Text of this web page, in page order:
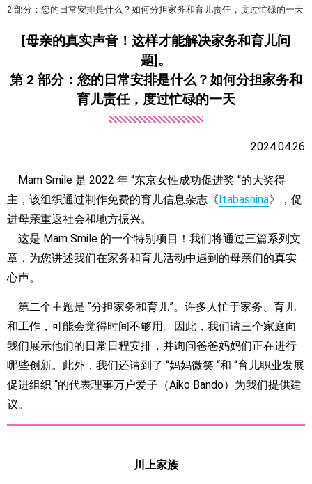
2 部分：您的日常安排是什么？如何分担家务和育儿责任，度过忙碌的一天
[母亲的真实声音！这样才能解决家务和育儿问
题]。
第 2 部分：您的日常安排是什么？如何分担家务和
育儿责任，度过忙碌的一天
2024.04.26
Mam Smile 是 2022 年 “东京女性成功促进奖 “的大奖得
主，该组织通过制作免费的育儿信息杂志《Itabashina》，促
进母亲重返社会和地方振兴。
这是 Mam Smile 的一个特别项目！我们将通过三篇系列文
章，为您讲述我们在家务和育儿活动中遇到的母亲们的真实
心声。
第二个主题是 “分担家务和育儿”。许多人忙于家务、育儿
和工作，可能会觉得时间不够用。因此，我们请三个家庭向
我们展示他们的日常日程安排，并询问爸爸妈妈们正在进行
哪些创新。此外，我们还请到了 “妈妈微笑 “和 “育儿职业发展
促进组织 “的代表理事万户爱子（Aiko Bando）为我们提供建
议。
川上家族